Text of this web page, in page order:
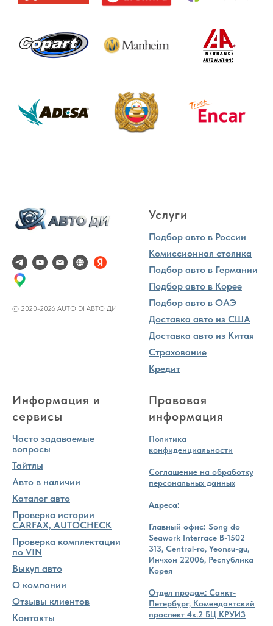
© 2020-2026 AUTO DI АВТО ДИ
Услуги
Подбор авто в России
Комиссионная стоянка
Подбор авто в Германии
Подбор авто в Корее
Подбор авто в ОАЭ
Доставка авто из США
Доставка авто из Китая
Страхование
Кредит
Информация и
сервисы
Часто задаваемые
вопросы
Тайтлы
Авто в наличии
Каталог авто
Проверка истории
CARFAX, AUTOCHECK
Проверка комплектации
по VIN
Выкуп авто
О компании
Отзывы клиентов
Контакты
Правовая
информация
Политика
конфиденциальности
Соглашение на обработку
персональных данных
Адреса:
Главный офис: Song do
Seawork Interrace B-1502
313, Central-ro, Yeonsu-gu,
Инчхон 22006, Республика
Корея
Отдел продаж: Санкт-
Петербург, Комендантский
проспект 4к.2 БЦ КРУИЗ